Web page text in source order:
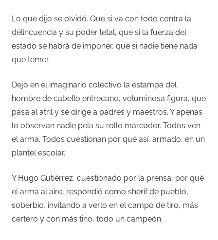
Lo que dijo se olvidó. Que si va con todo contra la
delincuencia y su poder letal, que si la fuerza del
estado se habrá de imponer, que si nadie tiene nada
que temer.
Dejó en el imaginario colectivo la estampa del
hombre de cabello entrecano, voluminosa figura, que
pasa al atril y se dirige a padres y maestros. Y apenas
lo observan nadie pela su rollo mareador. Todos ven
el arma. Todos cuestionan por qué así, armado, en un
plantel escolar.
Y Hugo Gutiérrez, cuestionado por la prensa, por qué
el arma al aire, respondió como shérif de pueblo,
soberbio, invitando a verlo en el campo de tiro, más
certero y con más tino, todo un campeón.